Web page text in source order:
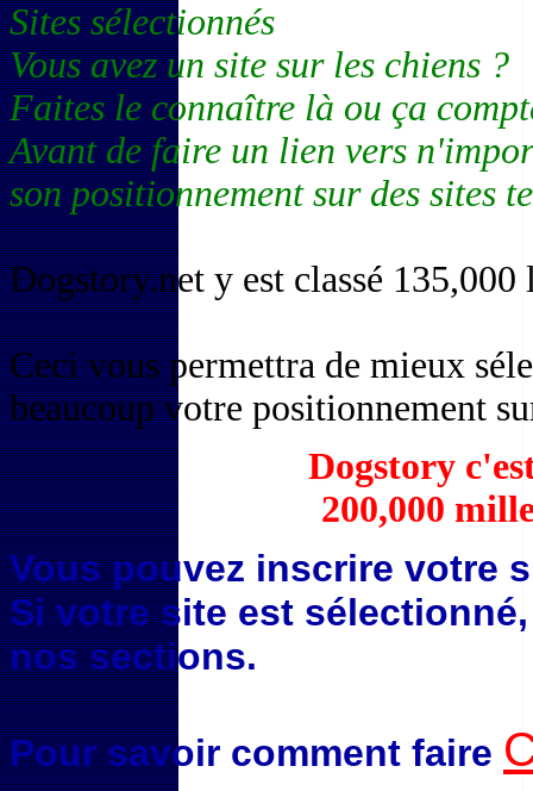
Sites sélectionnés
Vous avez un site sur les chiens ?
Faites le connaître là ou ça
Avant de faire un lien vers
son positionnement sur des sites
Dogstory.net y est classé 135,000
Ceci vous permettra de mieux
beaucoup votre positionnement
Dogstory
200,000
Vous pouvez inscrire votre
Si votre site est
nos sections.
Pour savoir comment faire